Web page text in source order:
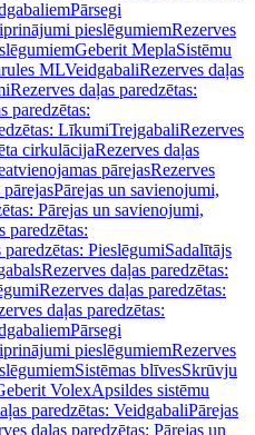
Pārsegi
pieslēgumiemRezerves
Geberit MeplaSistēmu
MLVeidgabaliRezerves daļas
Rezerves daļas paredzētas:
paredzētas:
LīkumiTrejgabaliRezerves
cirkulācijaRezerves daļas
pārejasRezerves
Pārejas un savienojumi,
Pārejas un savienojumi,
paredzētas:
paredzētas: PieslēgumiSadalītājs
Rezerves daļas paredzētas:
Rezerves daļas paredzētas:
daļas paredzētas:
Pārsegi
pieslēgumiemRezerves
Sistēmas blīvesSkrūvju
VolexApsildes sistēmu
paredzētas: VeidgabaliPārejas
daļas paredzētas: Pārejas un